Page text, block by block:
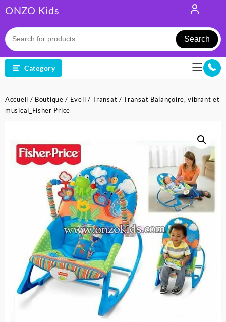
to
content
ONZO Kids
Search
Category
Accueil / Boutique / Eveil /Transat / Transat Balançoire, vibrant et
musical_Fisher Price